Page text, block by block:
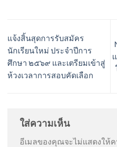
แจ้งสิ้นสุดการรับสมัคร
นักเรียนใหม่ ประจำปีการ
ศึกษา ๒๕๖๙ และเตรียมเข้าสู่
ห้วงเวลาการสอบคัดเลือก
ใส่ความเห็น
อีเมลของคุณจะไม่แสดงให้